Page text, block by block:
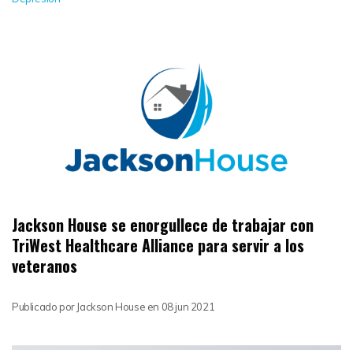
Jackson House se enorgullece de trabajar con
TriWest Healthcare Alliance para servir a los
veteranos
Publicado por Jackson House en 08 jun 2021